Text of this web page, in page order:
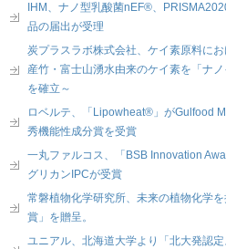
IHM、ナノ型乳酸菌nEF®、
品の届出が受理
炭プラスラボ株式会社、ケイ素原料に
産竹・富士山湧水由来のケイ素を「ナ
を確立～
ロベルテ、「Lipowheat®」がGulfood
秀機能性成分賞を受賞
一丸ファルコス、「BSB Innovation
グリカンIPCが受賞
常磐植物化学研究所、未来の植物化学
賞」を贈呈。
ユニアル、北海道大学より「北大発認